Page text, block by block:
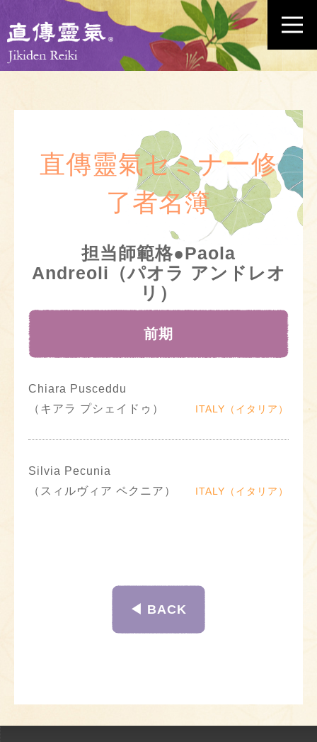
直傳靈氣セミナー修
了者名簿
担当師範格●Paola
Andreoli（パオラ アンドレオ
リ）
前期
Chiara Pusceddu
（キアラ プシェイドゥ）
ITALY（イタリア）
Silvia Pecunia
（スィルヴィア ペクニア）
ITALY（イタリア）
◀︎ BACK